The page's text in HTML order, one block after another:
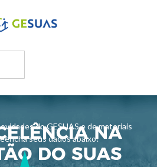
do GESUAS e de materiais
seus dados abaixo!